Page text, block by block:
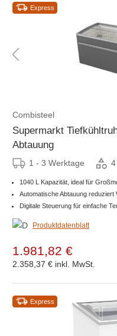
Express
Combisteel
Supermarkt
Abtauung
1 - 3 Werktage
1040 L Kapazität, ideal für
Automatische Abtauung reduziert
Digitale Steuerung für einfache
Produktdatenblatt
1.981,82 €
2.358,37 € inkl. MwSt.
Express